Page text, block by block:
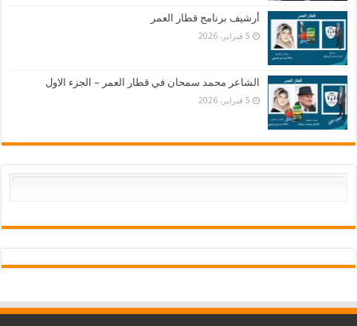
أرشيف برنامج قطار العمر
5 فبراير، 2026
الشاعر محمد سمحان في قطار العمر – الجزء الاول
5 فبراير، 2026